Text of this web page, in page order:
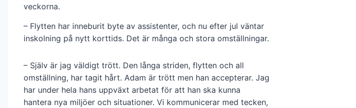
veckorna.
– Flytten har inneburit byte av assistenter, och nu efter jul väntar
inskolning på nytt korttids. Det är många och stora omställningar.
– Själv är jag väldigt trött. Den långa striden, flytten och all
omställning, har tagit hårt. Adam är trött men han accepterar. Jag
har under hela hans uppväxt arbetat för att han ska kunna
hantera nya miljöer och situationer. Vi kommunicerar med tecken,